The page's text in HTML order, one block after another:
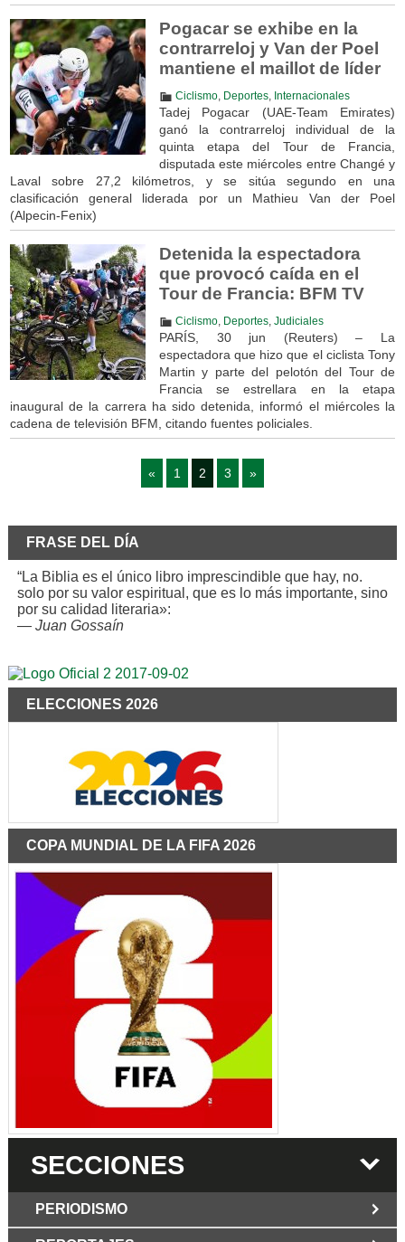
Pogacar se exhibe en la
contrarreloj y Van der Poel
mantiene el maillot de líder
Ciclismo, Deportes, Internacionales
Tadej Pogacar (UAE-Team Emirates)
ganó la contrarreloj individual de la
quinta etapa del Tour de Francia,
disputada este miércoles entre Changé y
Laval sobre 27,2 kilómetros, y se sitúa segundo en una
clasificación general liderada por un Mathieu Van der Poel
(Alpecin-Fenix)
Detenida la espectadora
que provocó caída en el
Tour de Francia: BFM TV
Ciclismo, Deportes, Judiciales
PARÍS, 30 jun (Reuters) – La
espectadora que hizo que el ciclista Tony
Martin y parte del pelotón del Tour de
Francia se estrellara en la etapa
inaugural de la carrera ha sido detenida, informó el miércoles la
cadena de televisión BFM, citando fuentes policiales.
« 1 2 3 »
FRASE DEL DÍA
“La Biblia es el único libro imprescindible que hay, no.
solo por su valor espiritual, que es lo más importante, sino
por su calidad literaria»:
— Juan Gossaín
ELECCIONES 2026
COPA MUNDIAL DE LA FIFA 2026
SECCIONES
PERIODISMO